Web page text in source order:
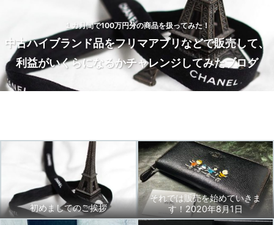
１カ月間で100万円分の商品を扱ってみた！
中古ハイブランド品をフリマアプリなどで販売して、
利益がいくらになるかチャレンジしてみたブログ
初めましてのご挨拶
それでは販売を始めていきま
す！2020年8月1日